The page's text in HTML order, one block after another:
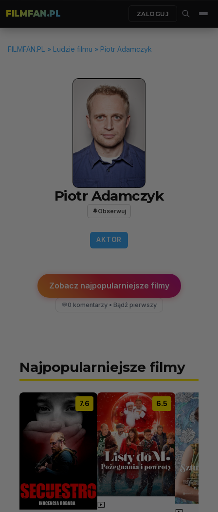
FILMFAN.PL ZALOGUJ
FILMFAN.PL » Ludzie filmu » Piotr Adamczyk
Piotr Adamczyk
🔔Obserwuj
AKTOR
Zobacz najpopularniejsze filmy
💬 0 komentarzy • Bądź pierwszy
Najpopularniejsze filmy
7.6 6.5